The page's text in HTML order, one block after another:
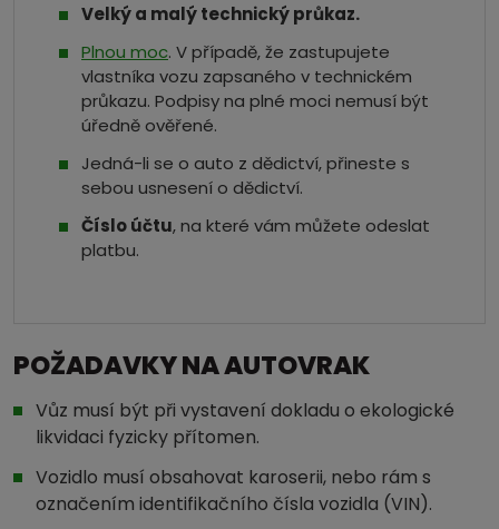
Velký a malý technický průkaz.
Plnou moc. V případě, že zastupujete
vlastníka vozu zapsaného v technickém
průkazu. Podpisy na plné moci nemusí být
úředně ověřené.
Jedná-li se o auto z dědictví, přineste s
sebou usnesení o dědictví.
Číslo účtu, na které vám můžete odeslat
platbu.
POŽADAVKY NA AUTOVRAK
Vůz musí být při vystavení dokladu o ekologické
likvidaci fyzicky přítomen.
Vozidlo musí obsahovat karoserii, nebo rám s
označením identifikačního čísla vozidla (VIN).